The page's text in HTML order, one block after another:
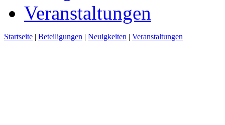
Veranstaltungen
Startseite | Beteiligungen | Neuigkeiten | Veranstaltungen